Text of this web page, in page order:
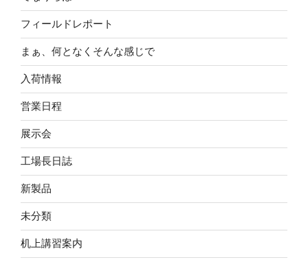
フィールドレポート
まぁ、何となくそんな感じで
入荷情報
営業日程
展示会
工場長日誌
新製品
未分類
机上講習案内